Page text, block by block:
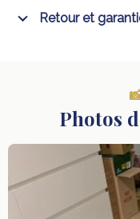
Retour et
Photos